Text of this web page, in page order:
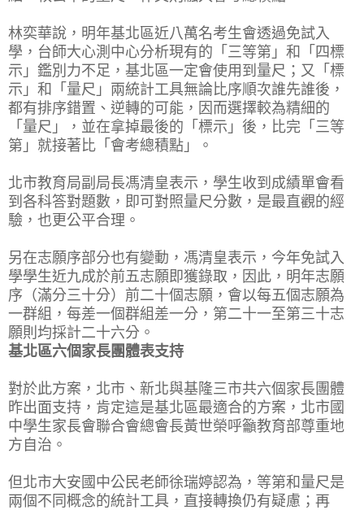
林奕華說，明年基北區近八萬名考生會透過免試入
學，台師大心測中心分析現有的「三等第」和「四標
示」鑑別力不足，基北區一定會使用到量尺；又「標
示」和「量尺」兩統計工具無論比序順次誰先誰後，
都有排序錯置、逆轉的可能，因而選擇較為精細的
「量尺」，並在拿掉最後的「標示」後，比完「三等
第」就接著比「會考總積點」。
北市教育局副局長馮清皇表示，學生收到成績單會看
到各科答對題數，即可對照量尺分數，是最直觀的經
驗，也更公平合理。
另在志願序部分也有變動，馮清皇表示，今年免試入
學學生近九成於前五志願即獲錄取，因此，明年志願
序（滿分三十分）前二十個志願，會以每五個志願為
一群組，每差一個群組差一分，第二十一至第三十志
願則均採計二十六分。
基北區六個家長團體表支持
對於此方案，北市、新北與基隆三市共六個家長團體
昨出面支持，肯定這是基北區最適合的方案，北市國
中學生家長會聯合會總會長黃世榮呼籲教育部尊重地
方自治。
但北市大安國中公民老師徐瑞婷認為，等第和量尺是
兩個不同概念的統計工具，直接轉換仍有疑慮；再